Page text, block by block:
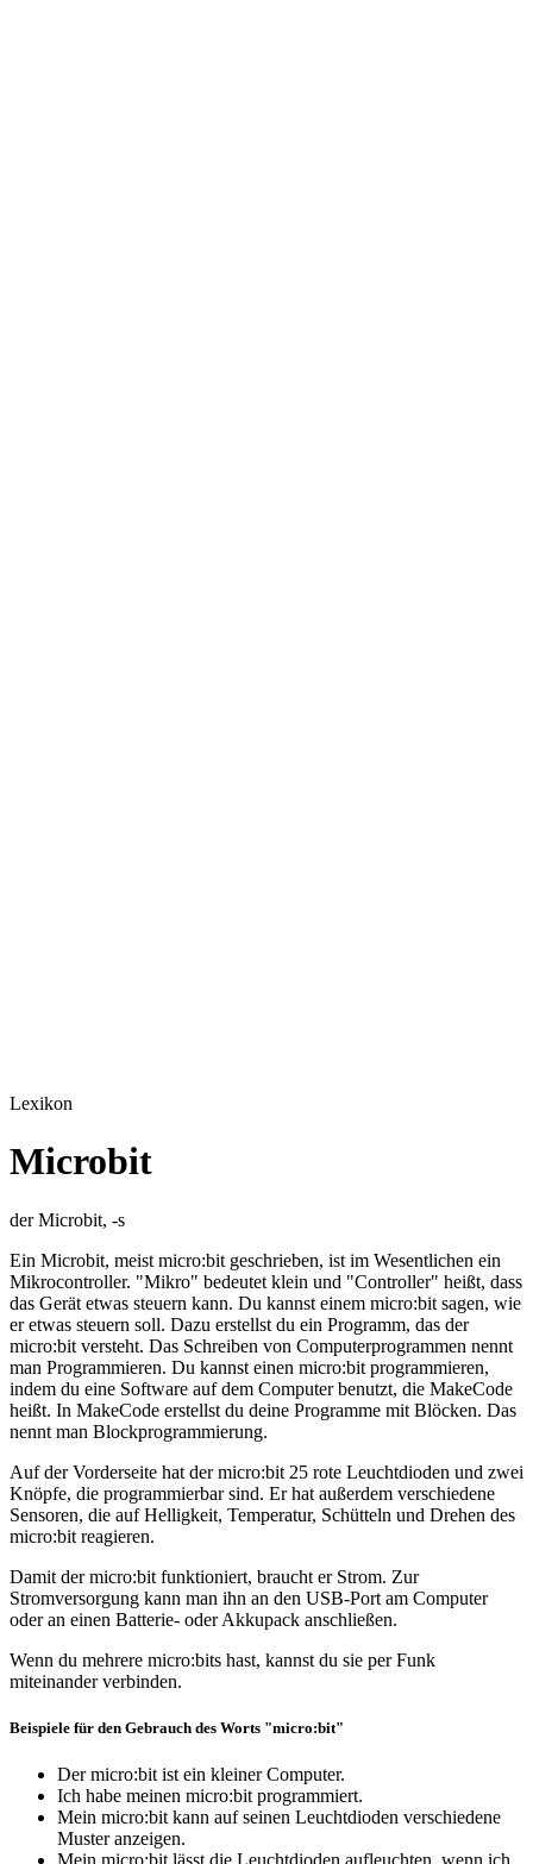
Lexikon
Microbit
der Microbit, -s
Ein Microbit, meist micro:bit geschrieben, ist im Wesentlichen ein
Mikrocontroller. "Mikro" bedeutet klein und "Controller" heißt, dass
das Gerät etwas steuern kann. Du kannst einem micro:bit sagen, wie
er etwas steuern soll. Dazu erstellst du ein Programm, das der
micro:bit versteht. Das Schreiben von Computerprogrammen nennt
man Programmieren. Du kannst einen micro:bit programmieren,
indem du eine Software auf dem Computer benutzt, die MakeCode
heißt. In MakeCode erstellst du deine Programme mit Blöcken. Das
nennt man Blockprogrammierung.
Auf der Vorderseite hat der micro:bit 25 rote Leuchtdioden und zwei
Knöpfe, die programmierbar sind. Er hat außerdem verschiedene
Sensoren, die auf Helligkeit, Temperatur, Schütteln und Drehen des
micro:bit reagieren.
Damit der micro:bit funktioniert, braucht er Strom. Zur
Stromversorgung kann man ihn an den USB-Port am Computer
oder an einen Batterie- oder Akkupack anschließen.
Wenn du mehrere micro:bits hast, kannst du sie per Funk
miteinander verbinden.
Beispiele für den Gebrauch des Worts "micro:bit"
Der micro:bit ist ein kleiner Computer.
Ich habe meinen micro:bit programmiert.
Mein micro:bit kann auf seinen Leuchtdioden verschiedene
Muster anzeigen.